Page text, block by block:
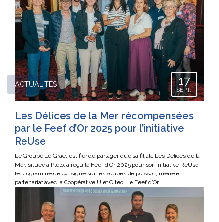
ACTUALITÉS 17
SEPT.
Les Délices de la Mer récompensées
par le Feef d’Or 2025 pour l’initiative
ReUse
Le Groupe Le Graët est fier de partager que sa filiale Les Délices de la
Mer, située à Plélo, a reçu le Feef d’Or 2025 pour son initiative ReUse,
le programme de consigne sur les soupes de poisson, mené en
partenariat avec la Coopérative U et Citeo. Le Feef d’Or,...